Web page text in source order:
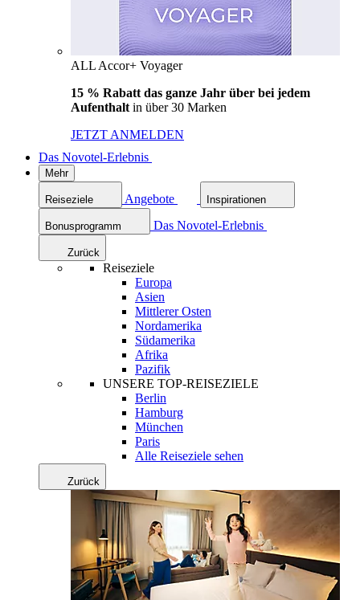
ALL Accor+ Voyager
15 % Rabatt das ganze Jahr über bei jedem
Aufenthalt in über 30 Marken
JETZT ANMELDEN
Das Novotel-Erlebnis
Mehr
Reiseziele Angebote Inspirationen
Bonusprogramm Das Novotel-Erlebnis
Zurück
Reiseziele
Europa
Asien
Mittlerer Osten
Nordamerika
Südamerika
Afrika
Pazifik
UNSERE TOP-REISEZIELE
Berlin
Hamburg
München
Paris
Alle Reiseziele sehen
Zurück